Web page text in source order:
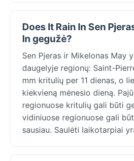
Does It Rain In Sen
In gegužė?
Sen Pjeras ir Mikelonas May
daugelyje regionų: Saint-
mm kritulių per 11 dienas, o
kiekvieną mėnesio dieną.
regionuose kritulių gali būti
vidiniuose regionuose gali
sausiau. Saulėti laikotarpiai